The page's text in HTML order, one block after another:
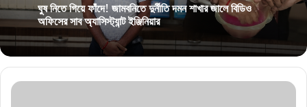
ঘুষ নিতে গিয়ে ফাঁদে! জামবনিতে দুর্নীতি দমন শাখার জালে বিডিও
অফিসের সাব অ্যাসিস্ট্যান্ট ইঞ্জিনিয়ার